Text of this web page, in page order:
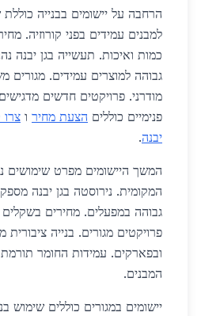
הרחבה על יישומים בבנייה
למבנים עמידים בפני קורוזיה.
כמות ואיכות. תעשייה בגן יבנה
גבוהה למוצרים עמידים. מגורים
מודרני. פרויקטים חדשים
פנימיים כוללים הצעת מחיר ו
יבנה.
המשך היישומים מפרט שימושים
המקומית. נירוסטה בגן יבנה
גבוהה במפעלים. מחירים
פרויקטים מגורים. בנייה
ובפארקים. עמידות החומר
המבנים.
יישומים במגורים כוללים שימוש